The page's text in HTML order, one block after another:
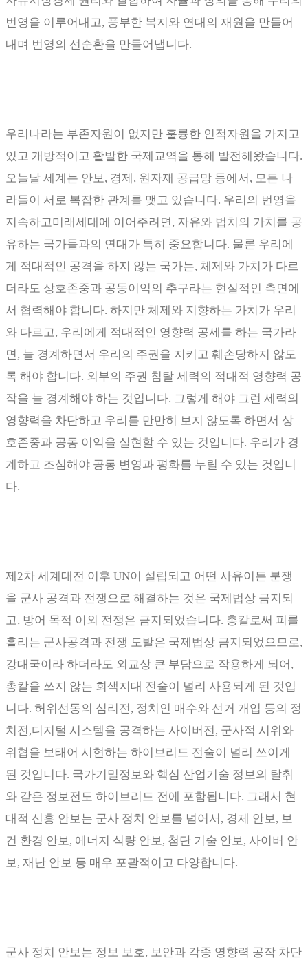
번영을 이루어내고, 풍부한 복지와 연대의 재원을 만들어
내며 번영의 선순환을 만들어냅니다.
우리나라는 부존자원이 없지만 훌륭한 인적자원을 가지고
있고 개방적이고 활발한 국제교역을 통해 발전해왔습니다.
오늘날 세계는 안보, 경제 , 원자재 공급망 등에서 , 모든 나
라들이 서로 복잡한 관계를 맺고 있습니다. 우리의 번영을
지속하고미래세대에 이어주려면, 자유와 법치의 가치를 공
유하는 국가들과의 연대가 특히 중요합니다. 물론 우리에
게 적대적인 공격을 하지 않는 국가는, 체제와 가치가 다르
더라도 상호존중과 공동이익의 추구라는 현실적인 측면에
서 협력해야 합니다. 하지만 체제와 지향하는 가치가 우리
와 다르고, 우리에게 적대적인 영향력 공세를 하는 국가라
면, 늘 경계하면서 우리의 주권을 지키고 훼손당하지 않도
록 해야 합니다. 외부의 주권 침탈 세력의 적대적 영향력 공
작을 늘 경계해야 하는 것입니다. 그렇게 해야 그런 세력의
영향력을 차단하고 우리를 만만히 보지 않도록 하면서 상
호존중과 공동 이익을 실현할 수 있는 것입니다. 우리가 경
계하고 조심해야 공동 변영과 평화를 누릴 수 있는 것입니
다.
제 2차 세계대전 이후 UN이 설립되고 어떤 사유이든 분쟁
을 군사 공격과 전쟁으로 해결하는 것은 국제법상 금지되
고, 방어 목적 이외 전쟁은 금지되었습니다. 총칼로써 피를
흘리는 군사공격과 전쟁 도발은 국제법상 금지되었으므로,
강대국이라 하더라도 외교상 큰 부담으로 작용하게 되어 ,
총칼을 쓰지 않는 회색지대 전술이 널리 사용되게 된 것입
니다. 허위선동의 심리전, 정치인 매수와 선거 개입 등의 정
치전,디지털 시스템을 공격하는 사이버전, 군사적 시위와
위협을 보태어 시현하는 하이브리드 전술이 널리 쓰이게
된 것입니다. 국가기밀정보와 핵심 산업기술 정보의 탈취
와 같은 정보전도 하이브리드 전에 포함됩니다. 그래서 현
대적 신흥 안보는 군사 정치 안보를 넘어서 , 경제 안보, 보
건 환경 안보, 에너지 식량 안보, 첨단 기술 안보, 사이버 안
보, 재난 안보 등 매우 포괄적이고 다양합니다.
군사 정치 안보는 정보 보호, 보안과 각종 영향력 공작 차단